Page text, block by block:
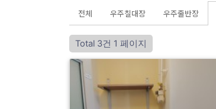
전체 우주칠대장 우주줄반장
Total 3건 1 페이지